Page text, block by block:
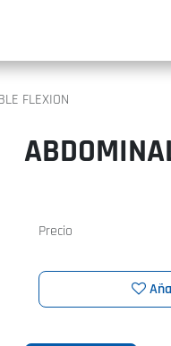
FLEXION
Precio